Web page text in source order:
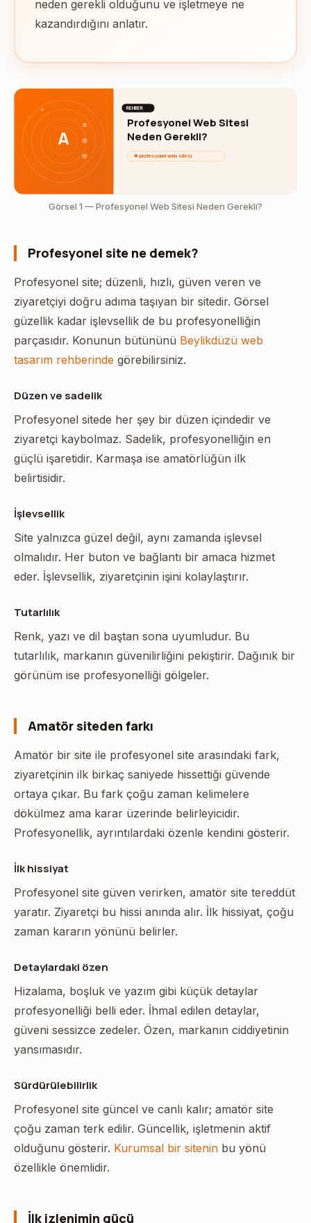
neden gerekli olduğunu ve işletmeye ne
kazandırdığını anlatır.
A
REHBER
Profesyonel Web Sitesi
Neden Gerekli?
★ profesyonel web sitesi
Görsel 1 — Profesyonel Web Sitesi Neden Gerekli?
Profesyonel site ne demek?
Profesyonel site; düzenli, hızlı, güven veren ve
ziyaretçiyi doğru adıma taşıyan bir sitedir. Görsel
güzellik kadar işlevsellik de bu profesyonelliğin
parçasıdır. Konunun bütününü Beylikdüzü web
tasarım rehberinde görebilirsiniz.
Düzen ve sadelik
Profesyonel sitede her şey bir düzen içindedir ve
ziyaretçi kaybolmaz. Sadelik, profesyonelliğin en
güçlü işaretidir. Karmaşa ise amatörlüğün ilk
belirtisidir.
İşlevsellik
Site yalnızca güzel değil, aynı zamanda işlevsel
olmalıdır. Her buton ve bağlantı bir amaca hizmet
eder. İşlevsellik, ziyaretçinin işini kolaylaştırır.
Tutarlılık
Renk, yazı ve dil baştan sona uyumludur. Bu
tutarlılık, markanın güvenilirliğini pekiştirir. Dağınık bir
görünüm ise profesyonelliği gölgeler.
Amatör siteden farkı
Amatör bir site ile profesyonel site arasındaki fark,
ziyaretçinin ilk birkaç saniyede hissettiği güvende
ortaya çıkar. Bu fark çoğu zaman kelimelere
dökülmez ama karar üzerinde belirleyicidir.
Profesyonellik, ayrıntılardaki özenle kendini gösterir.
İlk hissiyat
Profesyonel site güven verirken, amatör site tereddüt
yaratır. Ziyaretçi bu hissi anında alır. İlk hissiyat, çoğu
zaman kararın yönünü belirler.
Detaylardaki özen
Hizalama, boşluk ve yazım gibi küçük detaylar
profesyonelliği belli eder. İhmal edilen detaylar,
güveni sessizce zedeler. Özen, markanın ciddiyetinin
yansımasıdır.
Sürdürülebilirlik
Profesyonel site güncel ve canlı kalır; amatör site
çoğu zaman terk edilir. Güncellik, işletmenin aktif
olduğunu gösterir. Kurumsal bir sitenin bu yönü
özellikle önemlidir.
İlk izlenimin gücü